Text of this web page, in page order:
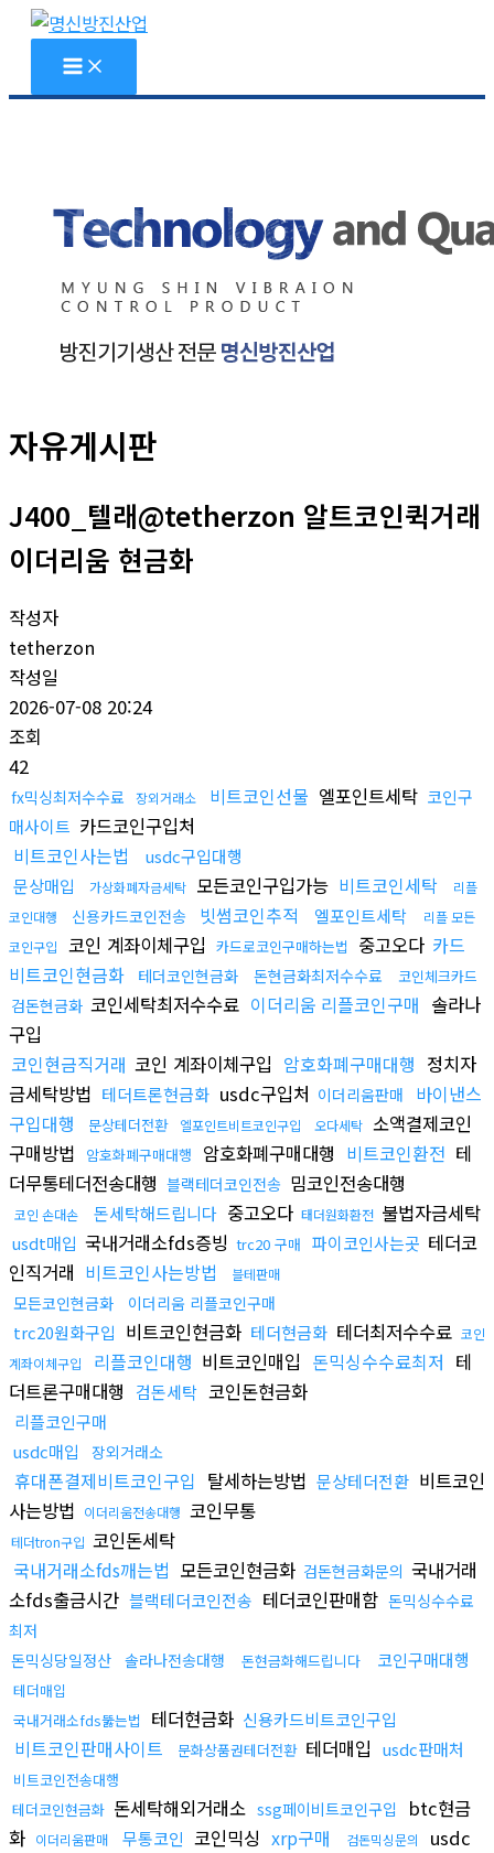
자유게시판
J400_텔래@tetherzon 알트코인퀵거래
이더리움 현금화
작성자
tetherzon
작성일
2026-07-08 20:24
조회
42
fx믹싱최저수수료 장외거래소 비트코인선물 엘포인트세탁 코인구
매사이트 카드코인구입처
비트코인사는법
usdc구입대행
문상매입
가상화폐자금세탁 모든코인구입가능 비트코인세탁
리플
코인대행
신용카드코인전송 빗썸코인추적 엘포인트세탁
리플 모든
코인구입
코인 계좌이체구입 카드로코인구매하는법 중고오다 카드
비트코인현금화
테더코인현금화 돈현금화최저수수료 코인체크카드
검돈현금화 코인세탁최저수수료 이더리움 리플코인구매 솔라나
구입
코인현금직거래 코인 계좌이체구입 암호화폐구매대행 정치자
금세탁방법 테더트론현금화 usdc구입처 이더리움판매
바이낸스
구입대행
문상테더전환 엘포인트비트코인구입 오다세탁 소액결제코인
구매방법
암호화폐구매대행 암호화폐구매대행 비트코인환전 테
더무통테더전송대행 블랙테더코인전송 밈코인전송대행
코인 손대손 돈세탁해드립니다 중고오다 태더원화환전 불법자금세탁
usdt매입 국내거래소fds증빙 trc20 구매 파이코인사는곳 테더코
인직거래 비트코인사는방법 블테판매
모든코인현금화 이더리움 리플코인구매
trc20원화구입 비트코인현금화 테더현금화 테더최저수수료 코인
계좌이체구입
리플코인대행 비트코인매입 돈믹싱수수료최저 테
더트론구매대행
검돈세탁 코인돈현금화
리플코인구매
usdc매입
장외거래소
휴대폰결제비트코인구입 탈세하는방법 문상테더전환 비트코인
사는방법 이더리움전송대행 코인무통
테더tron구입 코인돈세탁
국내거래소fds깨는법 모든코인현금화 검돈현금화문의 국내거래
소fds출금시간 블랙테더코인전송 테더코인판매함 돈믹싱수수료
최저
돈믹싱당일정산 솔라나전송대행 돈현금화해드립니다 코인구매대행
테더매입
국내거래소fds뚫는법
테더현금화 신용카드비트코인구입
비트코인판매사이트 문화상품권테더전환 테더매입 usdc판매처
비트코인전송대행
테더코인현금화 돈세탁해외거래소 ssg페이비트코인구입
btc현금
화 이더리움판매 무통코인 코인믹싱 xrp구매 검돈믹싱문의
usdc